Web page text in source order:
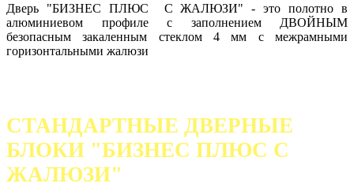
Дверь "БИЗНЕС ПЛЮС С ЖАЛЮЗИ" - это полотно в
алюминиевом профиле с заполнением ДВОЙНЫМ
безопасным закаленным стеклом 4 мм с межрамными
горизонтальными жалюзи
СТАНДАРТНЫЕ ДВЕРНЫЕ
БЛОКИ "БИЗНЕС ПЛЮС С
ЖАЛЮЗИ"